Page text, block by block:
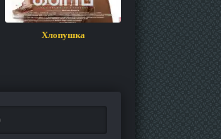
Хлопушка Джерси